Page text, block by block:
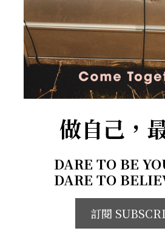
做自己，
DARE TO BE
DARE TO
訂閱